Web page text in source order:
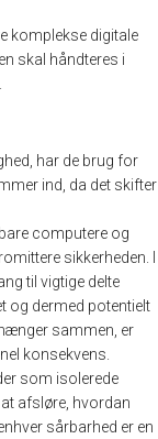
komplekse digitale
skal håndteres i
har de brug for
ind, da det skifter
computere og
sikkerheden. I
til vigtige delte
og dermed potentielt
sammen, er
konsekvens.
som isolerede
afsløre, hvordan
sårbarhed er en